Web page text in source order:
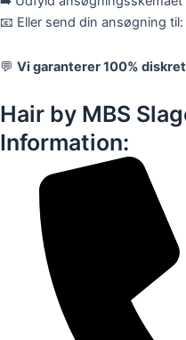
📧 Eller send din ansøgning til:
💬 Vi garanterer 100%
Hair by MBS
Information: